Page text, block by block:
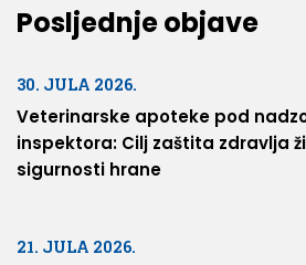
Posljednje objave
30. JULA 2026.
Veterinarske apoteke pod
inspektora: Cilj zaštita zdravlja
sigurnosti hrane
21. JULA 2026.